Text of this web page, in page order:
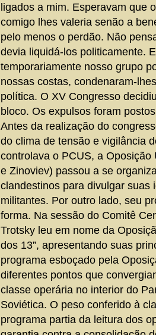
ligados a mim. Esperavam que
comigo lhes valeria senão a
pelo menos o perdão. Não
devia liquidá-los politicamente.
temporariamente nosso grupo
nossas costas, condenaram-
política. O XV Congresso
bloco. Os expulsos foram
Antes da realização do
do clima de tensão e vigilância
controlava o PCUS, a
e Zinoviev) passou a se
clandestinos para divulgar suas
militantes. Por outro lado, seu
forma. Na sessão do Comitê
Trotsky leu em nome da
dos 13”, apresentando suas
programa esboçado pela
diferentes pontos que
classe operária no interior do
Soviética. O peso conferido à
programa partia da leitura dos